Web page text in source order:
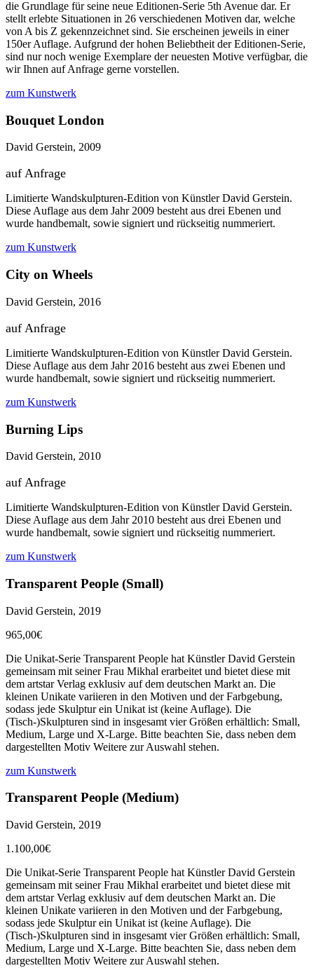
die Grundlage für seine neue Editionen-Serie 5th Avenue dar. Er
stellt erlebte Situationen in 26 verschiedenen Motiven dar, welche
von A bis Z gekennzeichnet sind. Sie erscheinen jeweils in einer
150er Auflage. Aufgrund der hohen Beliebtheit der Editionen-Serie,
sind nur noch wenige Exemplare der neuesten Motive verfügbar, die
wir Ihnen auf Anfrage gerne vorstellen.
zum Kunstwerk
Bouquet London
David Gerstein, 2009
auf Anfrage
Limitierte Wandskulpturen-Edition von Künstler David Gerstein.
Diese Auflage aus dem Jahr 2009 besteht aus drei Ebenen und
wurde handbemalt, sowie signiert und rückseitig nummeriert.
zum Kunstwerk
City on Wheels
David Gerstein, 2016
auf Anfrage
Limitierte Wandskulpturen-Edition von Künstler David Gerstein.
Diese Auflage aus dem Jahr 2016 besteht aus zwei Ebenen und
wurde handbemalt, sowie signiert und rückseitig nummeriert.
zum Kunstwerk
Burning Lips
David Gerstein, 2010
auf Anfrage
Limitierte Wandskulpturen-Edition von Künstler David Gerstein.
Diese Auflage aus dem Jahr 2010 besteht aus drei Ebenen und
wurde handbemalt, sowie signiert und rückseitig nummeriert.
zum Kunstwerk
Transparent People (Small)
David Gerstein, 2019
965,00€
Die Unikat-Serie Transparent People hat Künstler David Gerstein
gemeinsam mit seiner Frau Mikhal erarbeitet und bietet diese mit
dem artstar Verlag exklusiv auf dem deutschen Markt an. Die
kleinen Unikate variieren in den Motiven und der Farbgebung,
sodass jede Skulptur ein Unikat ist (keine Auflage). Die
(Tisch-)Skulpturen sind in insgesamt vier Größen erhältlich: Small,
Medium, Large und X-Large. Bitte beachten Sie, dass neben dem
dargestellten Motiv Weitere zur Auswahl stehen.
zum Kunstwerk
Transparent People (Medium)
David Gerstein, 2019
1.100,00€
Die Unikat-Serie Transparent People hat Künstler David Gerstein
gemeinsam mit seiner Frau Mikhal erarbeitet und bietet diese mit
dem artstar Verlag exklusiv auf dem deutschen Markt an. Die
kleinen Unikate variieren in den Motiven und der Farbgebung,
sodass jede Skulptur ein Unikat ist (keine Auflage). Die
(Tisch-)Skulpturen sind in insgesamt vier Größen erhältlich: Small,
Medium, Large und X-Large. Bitte beachten Sie, dass neben dem
dargestellten Motiv Weitere zur Auswahl stehen.